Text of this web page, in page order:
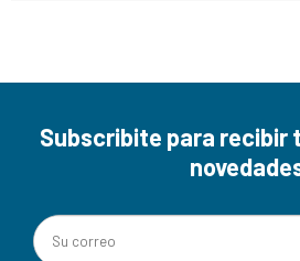
Subscribite para recibir